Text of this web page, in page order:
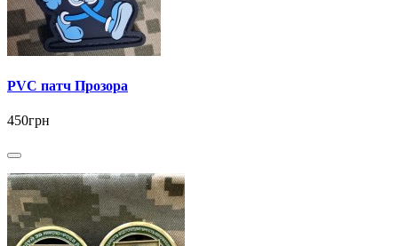
PVC патч Прозора
450грн